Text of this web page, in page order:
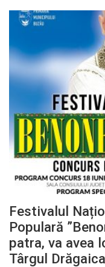
Festivalul
Populară
patra, va avea
Târgul